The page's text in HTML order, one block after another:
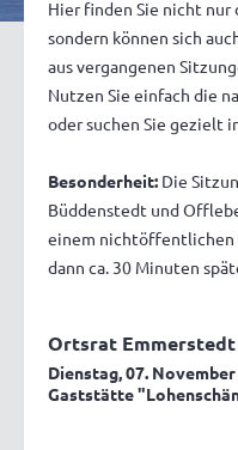
Hier finden Sie nicht
sondern können sich
aus vergangenen
Nutzen Sie einfach die
oder suchen Sie gezielt
Besonderheit: Die
Büddenstedt und
einem nichtöffentlichen
dann ca. 30 Minuten
Ortsrat Emmerstedt
Dienstag, 07.
Gaststätte